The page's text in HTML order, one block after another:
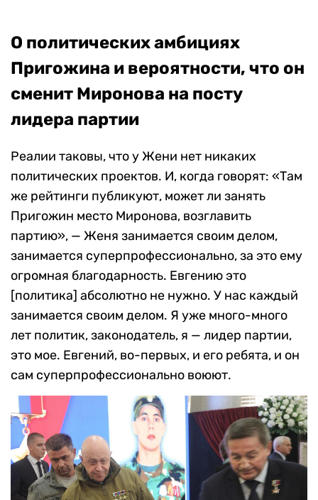
О политических амбициях
Пригожина и вероятности, что он
сменит Миронова на посту
лидера партии
Реалии таковы, что у Жени нет никаких
политических проектов. И, когда говорят: «Там
же рейтинги публикуют, может ли занять
Пригожин место Миронова, возглавить
партию», — Женя занимается своим делом,
занимается суперпрофессионально, за это ему
огромная благодарность. Евгению это
[политика] абсолютно не нужно. У нас каждый
занимается своим делом. Я уже много-много
лет политик, законодатель, я — лидер партии,
это мое. Евгений, во-первых, и его ребята, и он
сам суперпрофессионально воюют.